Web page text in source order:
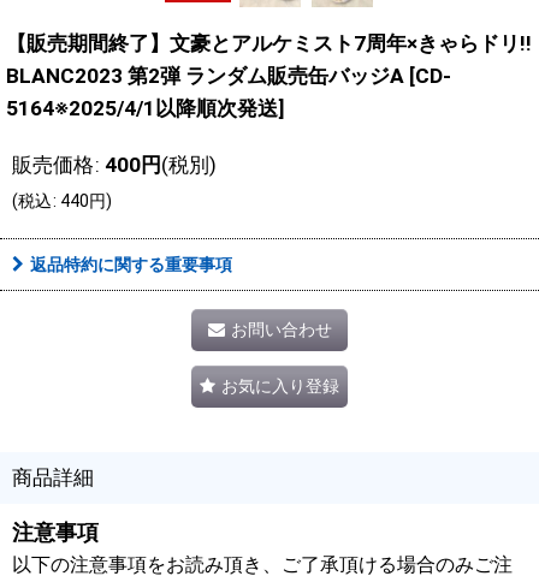
【販売期間終了】文豪とアルケミスト7周年×きゃらドリ!!
BLANC2023 第2弾 ランダム販売缶バッジA [CD-
5164※2025/4/1以降順次発送]
販売価格: 400円 (税別)
(税込: 440円)
返品特約に関する重要事項
お問い合わせ
お気に入り登録
商品詳細
注意事項
以下の注意事項をお読み頂き、ご了承頂ける場合のみご注